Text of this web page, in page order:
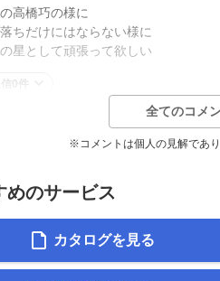
高橋巧の様に
ちだけにはならない様に
星として頑張って欲しい
0件
全てのコメ
※コメントは個人の見解であ
めのサービス
カタログを見る